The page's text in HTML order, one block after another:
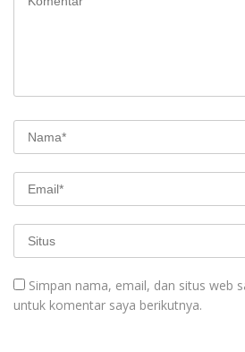
Simpan nama, email, dan situs web
untuk komentar saya berikutnya.